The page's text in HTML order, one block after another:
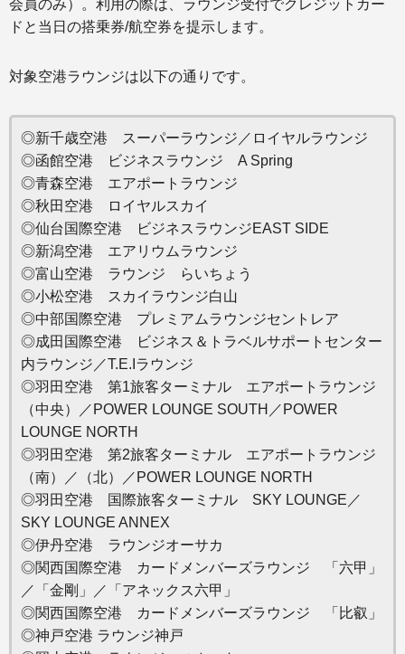
会員のみ）。利用の際は、ラウンジ受付でクレジットカー
ドと当日の搭乗券/航空券を提示します。
対象空港ラウンジは以下の通りです。
◎新千歳空港 スーパーラウンジ／ロイヤルラウンジ
◎函館空港 ビジネスラウンジ A Spring
◎青森空港 エアポートラウンジ
◎秋田空港 ロイヤルスカイ
◎仙台国際空港 ビジネスラウンジEAST SIDE
◎新潟空港 エアリウムラウンジ
◎富山空港 ラウンジ らいちょう
◎小松空港 スカイラウンジ白山
◎中部国際空港 プレミアムラウンジセントレア
◎成田国際空港 ビジネス＆トラベルサポートセンター
内ラウンジ／T.E.Iラウンジ
◎羽田空港 第1旅客ターミナル エアポートラウンジ
（中央）／POWER LOUNGE SOUTH／POWER
LOUNGE NORTH
◎羽田空港 第2旅客ターミナル エアポートラウンジ
（南）／（北）／POWER LOUNGE NORTH
◎羽田空港 国際旅客ターミナル SKY LOUNGE／
SKY LOUNGE ANNEX
◎伊丹空港 ラウンジオーサカ
◎関西国際空港 カードメンバーズラウンジ 「六甲」
／「金剛」／「アネックス六甲」
◎関西国際空港 カードメンバーズラウンジ 「比叡」
◎神戸空港 ラウンジ神戸